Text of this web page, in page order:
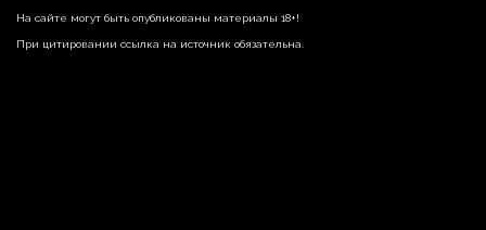
На сайте могут быть опубликованы материалы 18+!
При цитировании ссылка на источник обязательна.